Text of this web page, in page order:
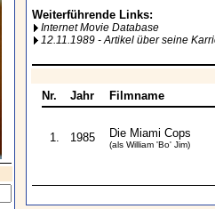
Weiterführende Links:
Internet Movie Database
12.11.1989 - Artikel über seine
Nr. Jahr Filmname
1. 1985 Die Miami Cops
(als William 'Bo' Jim)